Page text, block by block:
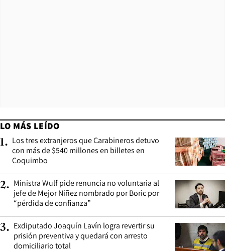
LO MÁS LEÍDO
1. Los tres extranjeros que Carabineros detuvo
con más de $540 millones en billetes en
Coquimbo
2. Ministra Wulf pide renuncia no voluntaria al
jefe de Mejor Niñez nombrado por Boric por
“pérdida de confianza”
3. Exdiputado Joaquín Lavín logra revertir su
prisión preventiva y quedará con arresto
domiciliario total